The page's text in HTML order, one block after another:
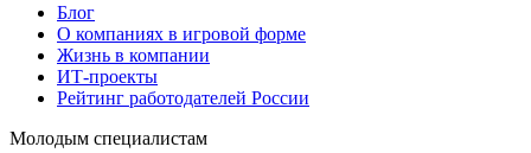
Блог
О компаниях в игровой форме
Жизнь в компании
ИТ-проекты
Рейтинг работодателей России
Молодым специалистам